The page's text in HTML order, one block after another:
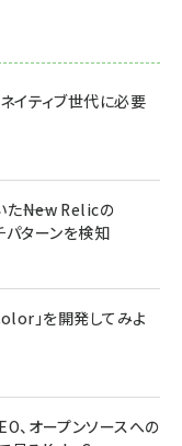
イティブ世代に必要
――New Relicの
ターンを検知
」を開発してみよ
、オープンソースへの